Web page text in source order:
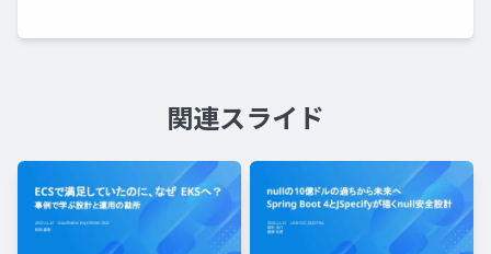
関連スライド